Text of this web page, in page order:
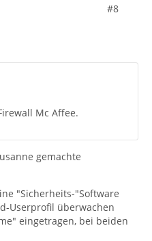
#8
Mc Affee.
gemachte
"Sicherheits-"Software
Userprofil überwachen
eingetragen, bei beiden